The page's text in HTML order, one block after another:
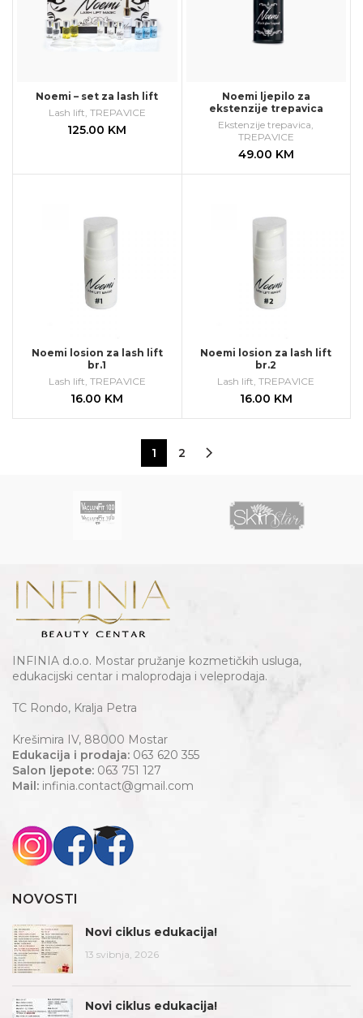
Noemi – set za lash lift
Lash lift TREPAVICE
125.00 KM
Noemi ljepilo za
ekstenzije trepavica
Ekstenzije trepavica
TREPAVICE
49.00 KM
Noemi losion za lash lift
br.1
Lash lift, TREPAVICE
16.00 KM
Noemi losion za lash lift
br.2
Lash lift,TREPAVICE
16.00 KM
1 2
INFINIA d.o.o. Mostar pružanje kozmetičkih usluga,
edukacijski centar i maloprodaja i veleprodaja.
TC Rondo, Kralja Petra
Krešimira IV, 88000 Mostar
Edukacija i prodaja: 063 620 355
Salon ljepote: 063 751 127
Mail: infinia.contact@gmail.com
NOVOSTI
Novi ciklus edukacija!
13 svibnja, 2026
Novi ciklus edukacija!